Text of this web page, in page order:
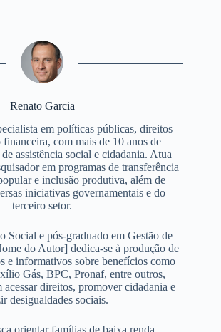
Renato Garcia
em políticas públicas, direitos
financeira, com mais de 10 anos de
assistência social e cidadania. Atua
em programas de transferência
e inclusão produtiva, além de
iniciativas governamentais e do
terceiro setor.
Social e pós-graduado em Gestão de
do Autor] dedica-se à produção de
e informativos sobre benefícios como
Gás, BPC, Pronaf, entre outros,
acessar direitos, promover cidadania e
desigualdades sociais.